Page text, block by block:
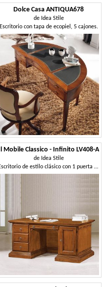
Dolce Casa ANTIQUA678
de Idea Stile
Escritorio con tapa de ecopiel, 5 cajones.
Il Mobile Classico - Infinito LV408-A
de Idea Stile
Escritorio de estilo clásico con 1 puerta y 4 cajones.